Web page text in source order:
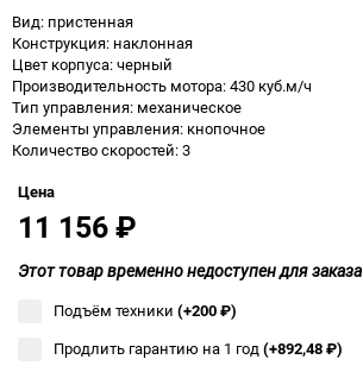
Вид: пристенная
Конструкция: наклонная
Цвет корпуса: черный
Производительность мотора: 430 куб.м/ч
Тип управления: механическое
Элементы управления: кнопочное
Количество скоростей: 3
Цена
11 156₽
Этот товар временно недоступен для заказа
Подъём техники (+200₽)
Продлить гарантию на 1 год(+892,48₽)